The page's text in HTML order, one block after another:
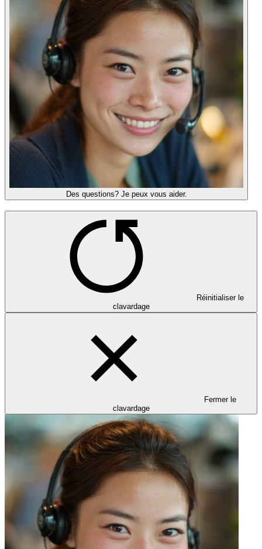
Des questions? Je peux vous aider.
Réinitialiser le
clavardage
Fermer le
clavardage